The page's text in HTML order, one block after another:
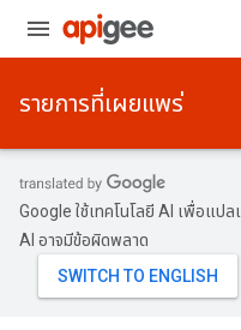
รายการที่เผยแพร่
Google ใช้เทคโนโลยี AI เพื่อแป
AI อาจมีข้อผิดพลาด